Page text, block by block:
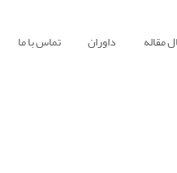
مقاله داوران تماس با ما